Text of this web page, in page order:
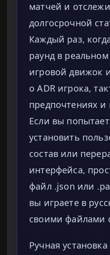
матчей и
долгосрочной
Каждый раз,
раунд в
игровой движок
о ADR игрока,
предпочтениях
Если вы
установить
состав или
интерфейса,
файл .json или
вы играете в
своими файлами
Ручная